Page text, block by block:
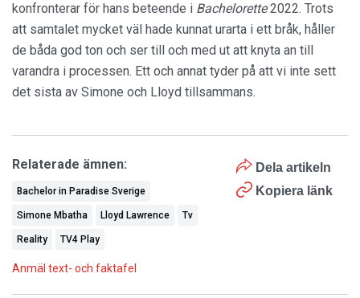
konfronterar för hans beteende i Bachelorette2022. Trots
att samtalet mycket väl hade kunnat urarta i ett bråk, håller
de båda god ton och ser till och med ut att knyta an till
varandra i processen. Ett och annat tyder på att vi inte sett
det sista av Simone och Lloyd tillsammans.
Dela artikeln
Kopiera länk
Relaterade ämnen:
Bachelor in Paradise Sverige
Simone Mbatha Lloyd Lawrence Tv
Reality TV4 Play
Anmäl text- och faktafel